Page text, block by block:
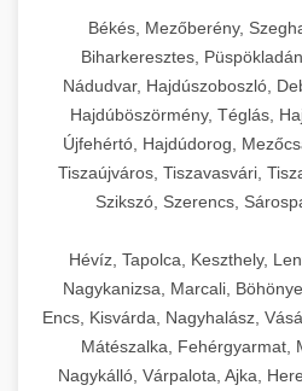
Békés, Mezőberény,
Biharkeresztes,
Nádudvar, Hajdúszoboszló,
Hajdúböszörmény, Téglás,
Újfehértó, Hajdúdorog,
Tiszaújváros, Tiszavasvári,
Szikszó, Szerencs,
Hévíz, Tapolca, Keszthely,
Nagykanizsa, Marcali,
Encs, Kisvárda, Nagyhalász,
Mátészalka, Fehérgyarmat,
Nagykálló, Várpalota, Ajka,